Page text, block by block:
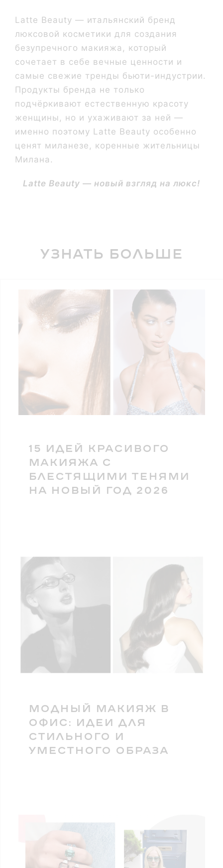
Latte Beauty — итальянский бренд
люксовой косметики для создания
безупречного макияжа, который
сочетает в себе вечные ценности и
самые свежие тренды бьюти-индустрии.
Продукты бренда не только
подчёркивают естественную красоту
женщины, но и ухаживают за ней —
именно поэтому Latte Beauty особенно
ценят миланезе, коренные жительницы
Милана.
Latte Beauty — новый взгляд на люкс!
Узнать больше
15 ИДЕЙ КРАСИВОГО
МАКИЯЖА С
БЛЕСТЯЩИМИ ТЕНЯМИ
НА НОВЫЙ ГОД 2026
МОДНЫЙ МАКИЯЖ В
ОФИС: ИДЕИ ДЛЯ
СТИЛЬНОГО И
УМЕСТНОГО ОБРАЗА